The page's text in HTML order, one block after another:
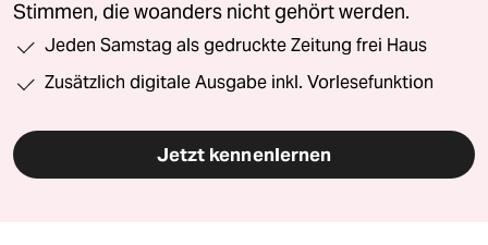
Stimmen, die woanders nicht gehört werden.
Jeden Samstag als gedruckte Zeitung frei Haus
Zusätzlich digitale Ausgabe inkl. Vorlesefunktion
Jetzt kennenlernen